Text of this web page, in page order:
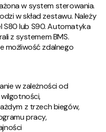
w system sterowania.
w skład zestawu. Należy
lub S90. Automatyka
z systemem BMS.
możliwość zdalnego
w zależności od
z trzech biegów,
pracy,